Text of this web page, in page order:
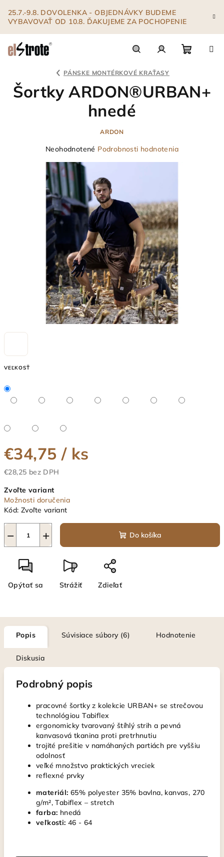
obsah
25.7.-9.8. DOVOLENKA - OBJEDNÁVKY BUDEME
VYBAVOVAŤ OD 10.8. ĎAKUJEME ZA POCHOPENIE
košík
PÁNSKE MONTÉRKOVÉ KRAŤASY
VEĽKOSŤ
€34,75 / ks
€28,25 bez DPH
cena:
Zvoľte variant
Možnosti doručenia
Kód: Zvoľte variant
+
− Do košíka
Opýtať sa Strážiť Zdieľať
Šortky ARDON®URBAN+
hnedé
ARDON
Priemerné
produktu
je
0,0
z
5
hviezdičiek.
Neohodnotené Podrobnosti hodnotenia
Popis Súvisiace súbory (6) Hodnotenie
Diskusia
Podrobný popis
pracovné šortky z kolekcie URBAN+ se strečovou
technológiou Tabiflex
ergonomicky tvarovaný štíhlý strih a pevná
kanvasová tkanina proti pretrhnutiu
trojité prešitie v namáhaných partiách pre vyššiu
odolnosť
veľké množstvo praktických vreciek
reflexné prvky
materiál: 65% polyester 35% bavlna, kanvas, 270
g/m², Tabiflex – stretch
farba: hnedá
veľkosti: 46 - 64